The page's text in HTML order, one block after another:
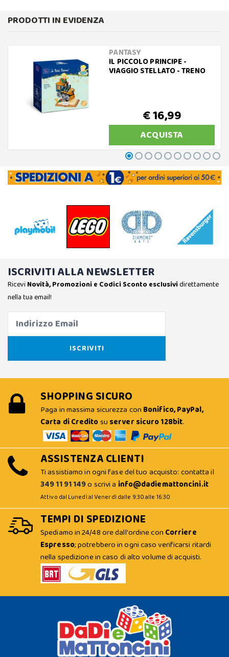
PRODOTTI IN EVIDENZA
PANTASY
IL PICCOLO PRINCIPE -
VIAGGIO STELLATO - TRENO
€ 16,99
ACQUISTA
ISCRIVITI ALLA NEWSLETTER
Ricevi Novità, Promozioni e Codici Sconto esclusividirettamente
nella tua email!
SHOPPING SICURO
Paga in massima sicurezza con Bonifico, PayPal,
Carta di Creditosu server sicuro 128bit.
ASSISTENZA CLIENTI
Ti assistiamo in ogni fase del tuo acquisto: contatta il
349 11 91 149o scrivi a info@dadiemattoncini.it
Attivo dal Lunedì al Venerdì dalle 9:30 alle 16:30
TEMPI DI SPEDIZIONE
Spediamo in 24/48 ore dall'ordine con Corriere
Espresso; potrebbero in ogni caso verificarsi ritardi
nella spedizione in caso di alto volume di acquisti.